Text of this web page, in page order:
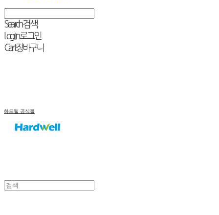
Search검색
Log In로그인
Cart장바구니
하드웰 공식몰